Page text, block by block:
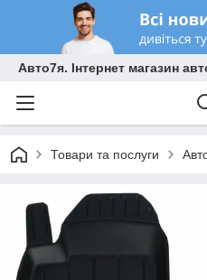
Авто7я. Інтернет магазин
Товари та послуги